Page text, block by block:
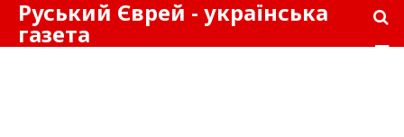
Руський Єврей - українська
газета